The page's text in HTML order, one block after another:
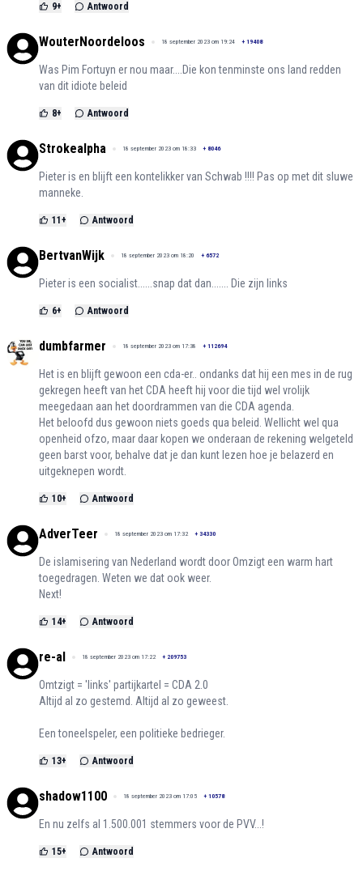
9+ Antwoord
WouterNoordeloos 18 september 2023 om 19:24 + 19408
Was Pim Fortuyn er nou maar....Die kon tenminste ons land redden
van dit idiote beleid
8+ Antwoord
Strokealpha 18 september 2023 om 18:33 + 8046
Pieter is en blijft een kontelikker van Schwab !!!! Pas op met dit sluwe
manneke.
11 + Antwoord
BertvanWijk 18 september 2023 om 18:20 + 6572
Pieter is een socialist......snap dat dan....... Die zijn links
6+ Antwoord
dumbfarmer 18 september 2023 om 17:38 + 112694
Het is en blijft gewoon een cda-er.. ondanks dat hij een mes in de rug
gekregen heeft van het CDA heeft hij voor die tijd wel vrolijk
meegedaan aan het doordrammen van die CDA agenda.
Het beloofd dus gewoon niets goeds qua beleid. Wellicht wel qua
openheid ofzo, maar daar kopen we onderaan de rekening welgeteld
geen barst voor, behalve dat je dan kunt lezen hoe je belazerd en
uitgeknepen wordt.
10+ Antwoord
AdverTeer 18 september 2023 om 17:32 + 34330
De islamisering van Nederland wordt door Omzigt een warm hart
toegedragen. Weten we dat ook weer.
Next!
14+ Antwoord
re-al 18 september 2023 om 17:22 + 209753
Omtzigt = 'links' partijkartel = CDA 2.0
Altijd al zo gestemd. Altijd al zo geweest.
Een toneelspeler, een politieke bedrieger.
13+ Antwoord
shadow1100 18 september 2023 om 17:05 + 10578
En nu zelfs al 1.500.001 stemmers voor de PVV...!
15+ Antwoord